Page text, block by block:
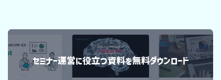
セミナー運営に役立つ資料を無料ダウンロード